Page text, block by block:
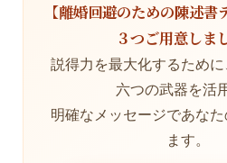
【離婚回避のための陳述書
３つご用意しま
説得力を最大化するため
六つの武器を活
明確なメッセージであな
ます。